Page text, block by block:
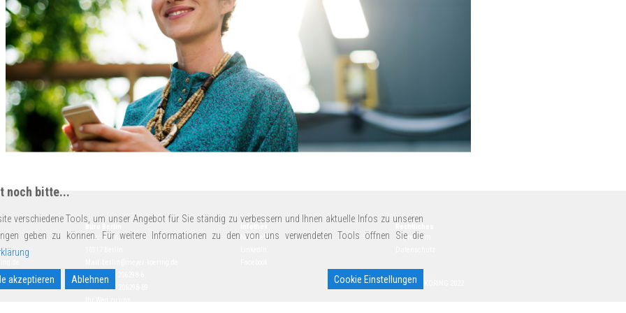
Büro Berlin
Schumannstraße 18
Tel.
Fax +49 30 206298-89
Newsletter
Impressum
© MEYER-KÖRING 2022
noch bitte...
verschiedene Tools, um unser Angebot für Sie ständig zu verbessern und Ihnen aktuelle Infos zu unseren
geben zu können. Für weitere Informationen zu den von uns verwendeten Tools öffnen Sie die
akzeptieren Ablehnen Cookie Einstellungen